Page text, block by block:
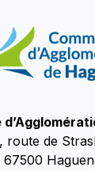
route de
67500